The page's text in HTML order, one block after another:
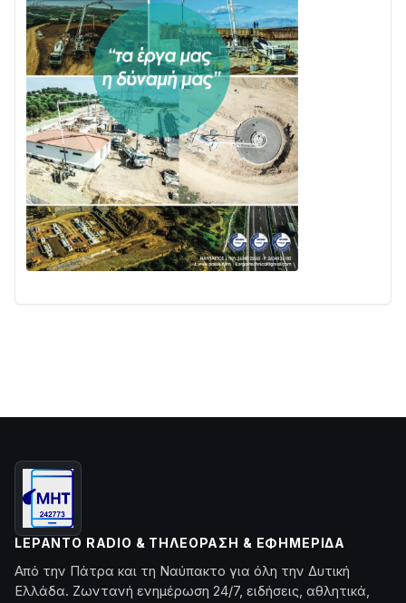
LEPANTO RADIO & ΤΗΛΕΌΡΑΣΗ & ΕΦΗΜΕΡΊΔΑ
Από την Πάτρα και τη Ναύπακτο για όλη την Δυτική
Ελλάδα. Ζωντανή ενημέρωση 24/7, ειδήσεις, αθλητικά,